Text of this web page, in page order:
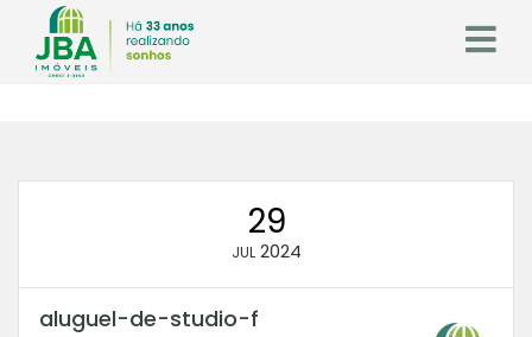
29
JUL 2024
aluguel-de-studio-f